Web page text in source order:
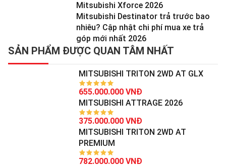
Mitsubishi Xforce 2026
Mitsubishi Destinator trả trước bao
nhiêu? Cập nhật chi phí mua xe trả
góp mới nhất 2026
SẢN PHẨM ĐƯỢC QUAN TÂM NHẤT
MITSUBISHI TRITON 2WD AT GLX
655.000.000 VNĐ
MITSUBISHI ATTRAGE 2026
375.000.000 VNĐ
MITSUBISHI TRITON 2WD AT
PREMIUM
782.000.000 VNĐ